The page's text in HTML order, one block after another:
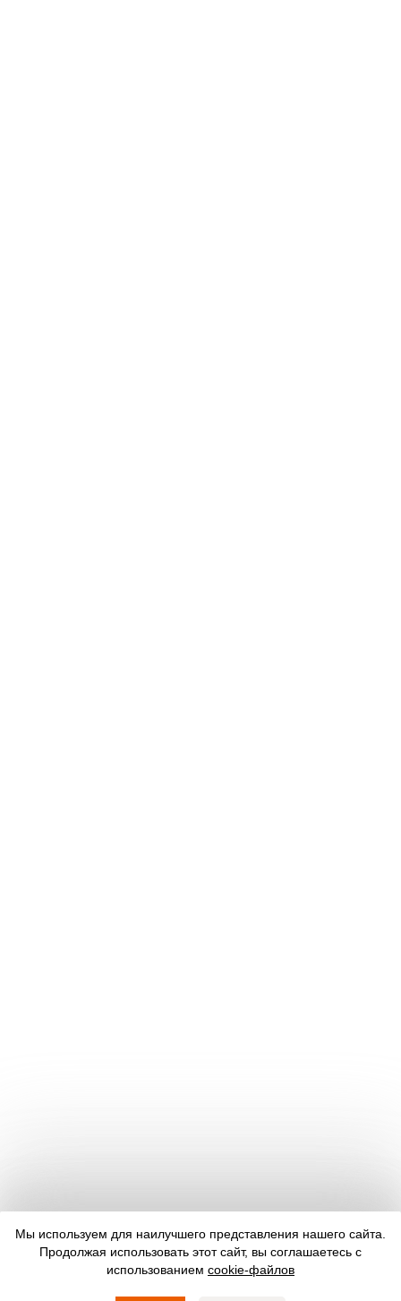
Мы используем для наилучшего представления нашего сайта.
Продолжая использовать этот сайт, вы соглашаетесь с
использованием cookie-файлов